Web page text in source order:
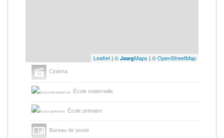
Leaflet | © JawgMaps | © OpenStreetMap
Cinéma
École maternelle
École primaire
Bureau de poste